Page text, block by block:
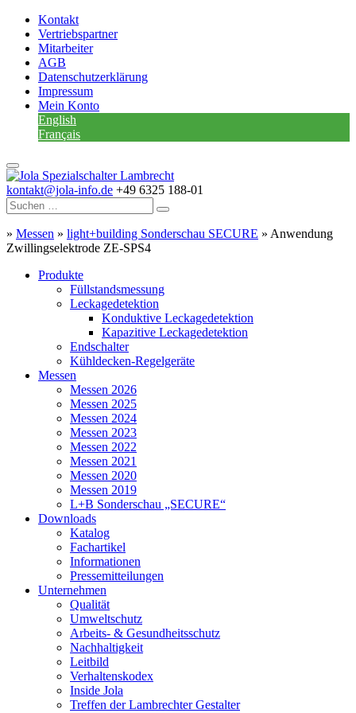
Kontakt
Vertriebspartner
Mitarbeiter
AGB
Datenschutzerklärung
Impressum
Mein Konto
English
Français
kontakt@jola-info.de +49 6325 188-01
» Messen » light+building Sonderschau SECURE » Anwendung
Zwillingselektrode ZE-SPS4
Produkte
Füllstandsmessung
Leckagedetektion
Konduktive Leckagedetektion
Kapazitive Leckagedetektion
Endschalter
Kühldecken-Regelgeräte
Messen
Messen 2026
Messen 2025
Messen 2024
Messen 2023
Messen 2022
Messen 2021
Messen 2020
Messen 2019
L+B Sonderschau „SECURE“
Downloads
Katalog
Fachartikel
Informationen
Pressemitteilungen
Unternehmen
Qualität
Umweltschutz
Arbeits- & Gesundheitsschutz
Nachhaltigkeit
Leitbild
Verhaltenskodex
Inside Jola
Treffen der Lambrechter Gestalter